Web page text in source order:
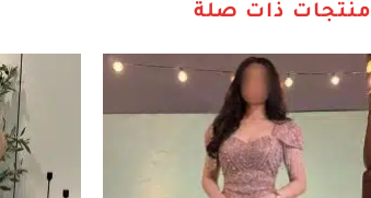
منتجات ذات صلة